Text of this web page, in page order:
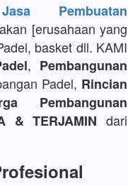
Jasa Pembuatan
[erusahaan yang
basket dll. KAMI
, Pembangunan
Padel, Rincian
Pembangunan
& TERJAMIN dari